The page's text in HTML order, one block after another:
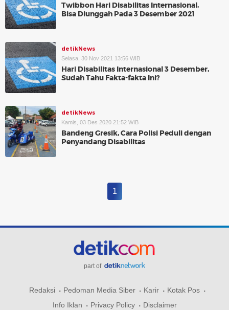
Twibbon Hari Disabilitas Internasional,
Bisa Diunggah Pada 3 Desember 2021
detikNews
Selasa, 30 Nov 2021 13:56 WIB
Hari Disabilitas Internasional 3 Desember,
Sudah Tahu Fakta-fakta Ini?
detikNews
Kamis, 03 Des 2020 21:52 WIB
Bandeng Gresik, Cara Polisi Peduli dengan
Penyandang Disabilitas
1
part of
Redaksi Pedoman Media Siber Karir
Kotak Pos
Info Iklan
Privacy Policy Disclaimer